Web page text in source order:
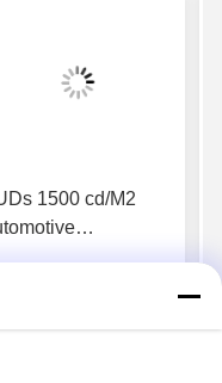
1500 cd/M2